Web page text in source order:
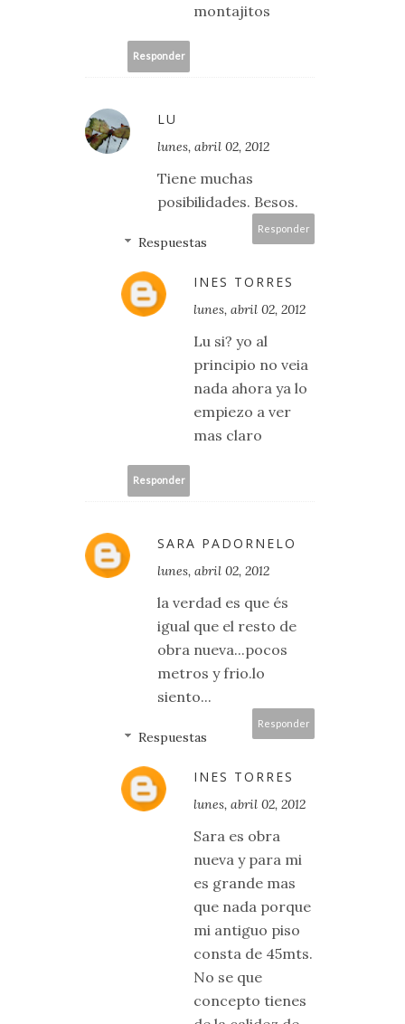
montajitos
Responder
LU
lunes, abril 02, 2012
Tiene muchas
posibilidades. Besos.
Responder
Respuestas
INES TORRES
lunes, abril 02, 2012
Lu si? yo al
principio no veia
nada ahora ya lo
empiezo a ver
mas claro
Responder
SARA PADORNELO
lunes, abril 02, 2012
la verdad es que és
igual que el resto de
obra nueva...pocos
metros y frio.lo
siento...
Responder
Respuestas
INES TORRES
lunes, abril 02, 2012
Sara es obra
nueva y para mi
es grande mas
que nada porque
mi antiguo piso
consta de 45mts.
No se que
concepto tienes